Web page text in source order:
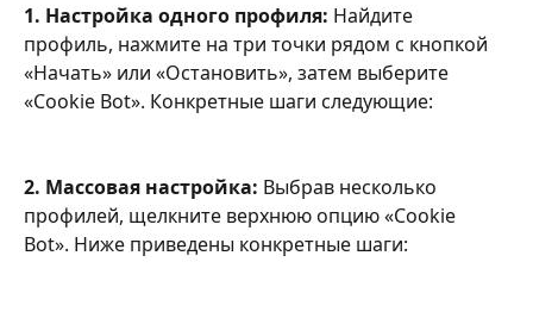
1. Настройка одного профиля: Найдите
профиль, нажмите на три точки рядом с кнопкой
«Начать» или «Остановить», затем выберите
«Cookie Bot». Конкретные шаги следующие:
2. Массовая настройка: Выбрав несколько
профилей, щелкните верхнюю опцию «Cookie
Bot». Ниже приведены конкретные шаги: